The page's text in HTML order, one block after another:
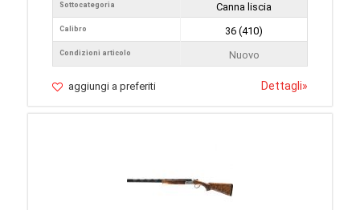
Sottocategoria
Calibro
Condizioni articolo
Canna liscia
36 (410)
Nuovo
aggiungi a preferiti Dettagli»